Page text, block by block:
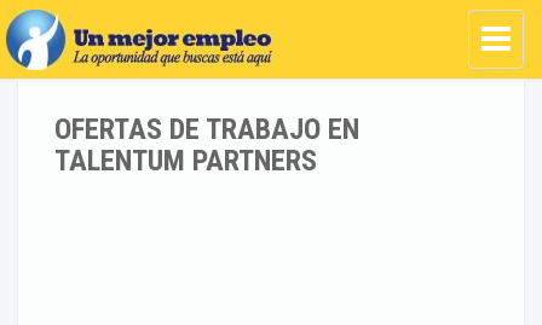
OFERTAS DE TRABAJO EN
TALENTUM PARTNERS